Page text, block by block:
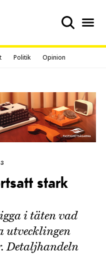
Politik Opinion
stark
i täten vad
utvecklingen
Detaljhandeln